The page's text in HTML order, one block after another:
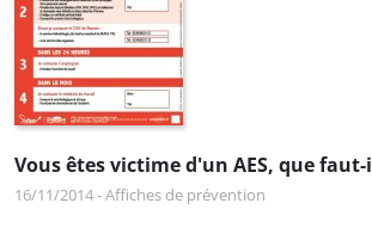
Vous êtes victime d'un AES, que
16/11/2014-Affiches de prévention